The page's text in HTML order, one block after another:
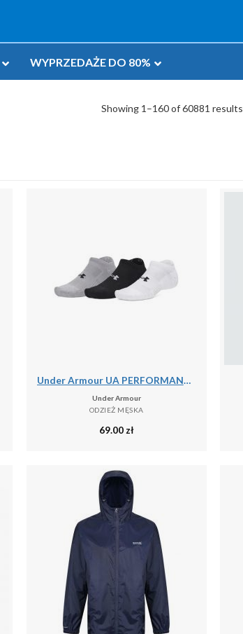
WYPRZEDAŻE DO 80%
Showing 1–160 of 60881 results
Under Armour UA PERFORMANCE COTTON 3PK NS Skarpetki unisex
Under Armour
ODZIEŻ MĘSKA
69.00 zł